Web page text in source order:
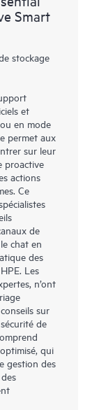
Smart
stockage
et
en mode
permet aux
sur leur
proactive
actions
Ce
de
chat en
des
Les
n’ont
sur
de
qui
gestion des